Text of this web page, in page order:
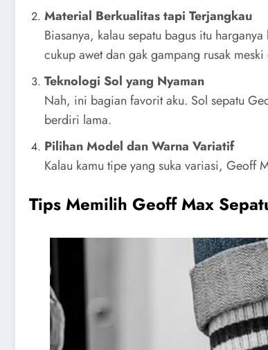
Material Berkualitas tapi Terjangkau
Biasanya, kalau sepatu bagus itu
cukup awet dan gak gampang rusak
Teknologi Sol yang Nyaman
Nah, ini bagian favorit aku. Sol sepatu
berdiri lama.
Pilihan Model dan Warna Variatif
Kalau kamu tipe yang suka variasi, Geoff
Tips Memilih Geoff Max